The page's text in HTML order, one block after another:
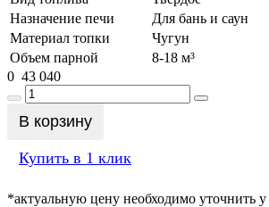
Назначение печи
Для бань и саун
Материал топки
Чугун
Объем парной
8-18 м³
0 43 040
В корзину
Купить в 1 клик
*актуальную цену необходимо уточнить